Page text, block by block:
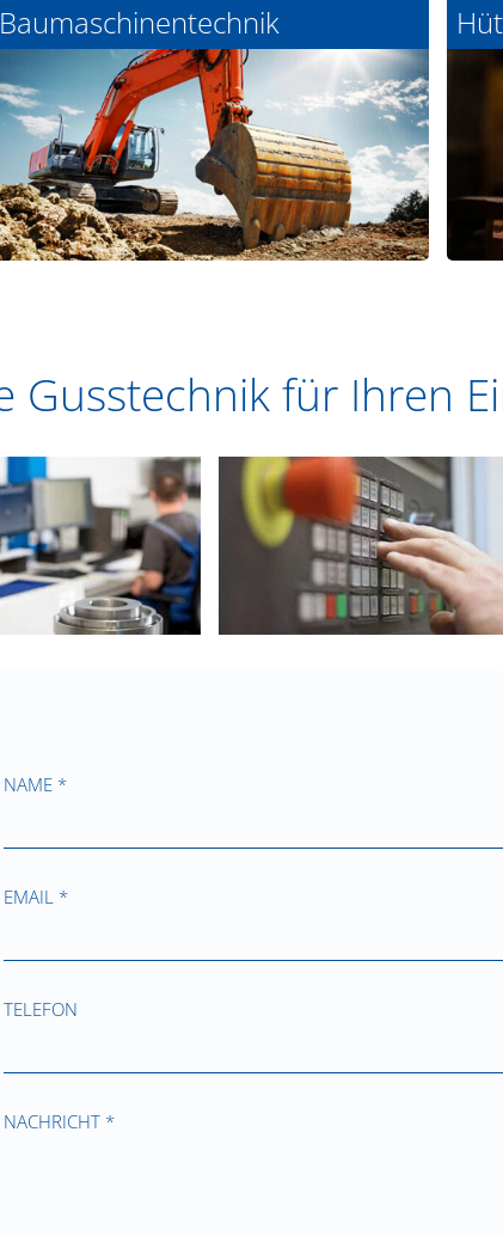
Baumaschinentechnik
Gusstechnik für Ihren
NAME *
EMAIL *
TELEFON
NACHRICHT *